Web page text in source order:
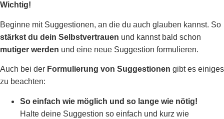
Wichtig!
Beginne mit Suggestionen, an die du auch glauben kannst. So
stärkst du dein Selbstvertrauen und kannst bald schon
mutiger werden und eine neue Suggestion formulieren.
Auch bei der Formulierung von Suggestionen gibt es einiges
zu beachten:
So einfach wie möglich und so lange wie nötig!
Halte deine Suggestion so einfach und kurz wie